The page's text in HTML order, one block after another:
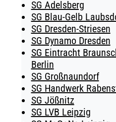
SG Adelsberg
SG Blau-Gelb
SG Dresden-Striesen
SG Dynamo Dresden
SG Eintracht
Berlin
SG Großnaundorf
SG Handwerk
SG Jößnitz
SG LVB Leipzig